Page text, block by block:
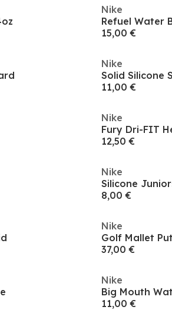
Nike
Refuel Water
15,00 €
Nike
Solid Silicone
11,00 €
Nike
Fury Dri-FIT
12,50 €
Nike
Silicone
8,00 €
Nike
Golf Mallet
37,00 €
Nike
Big Mouth
11,00 €